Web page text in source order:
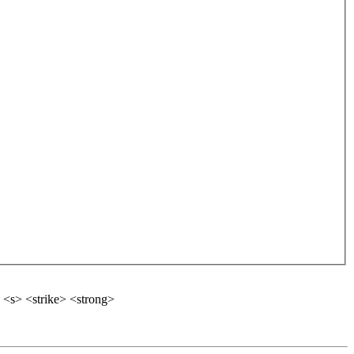
<strike> <strong>